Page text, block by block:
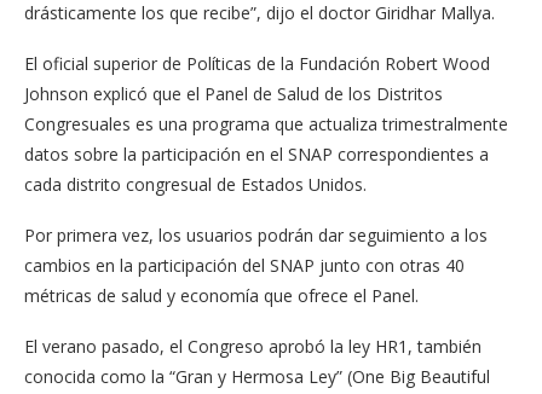
drásticamente los que recibe”, dijo el doctor Giridhar Mallya.
El oficial superior de Políticas de la Fundación Robert Wood
Johnson explicó que el Panel de Salud de los Distritos
Congresuales es una programa que actualiza trimestralmente
datos sobre la participación en el SNAP correspondientes a
cada distrito congresual de Estados Unidos.
Por primera vez, los usuarios podrán dar seguimiento a los
cambios en la participación del SNAP junto con otras 40
métricas de salud y economía que ofrece el Panel.
El verano pasado, el Congreso aprobó la ley HR1, también
conocida como la “Gran y Hermosa Ley” (One Big Beautiful